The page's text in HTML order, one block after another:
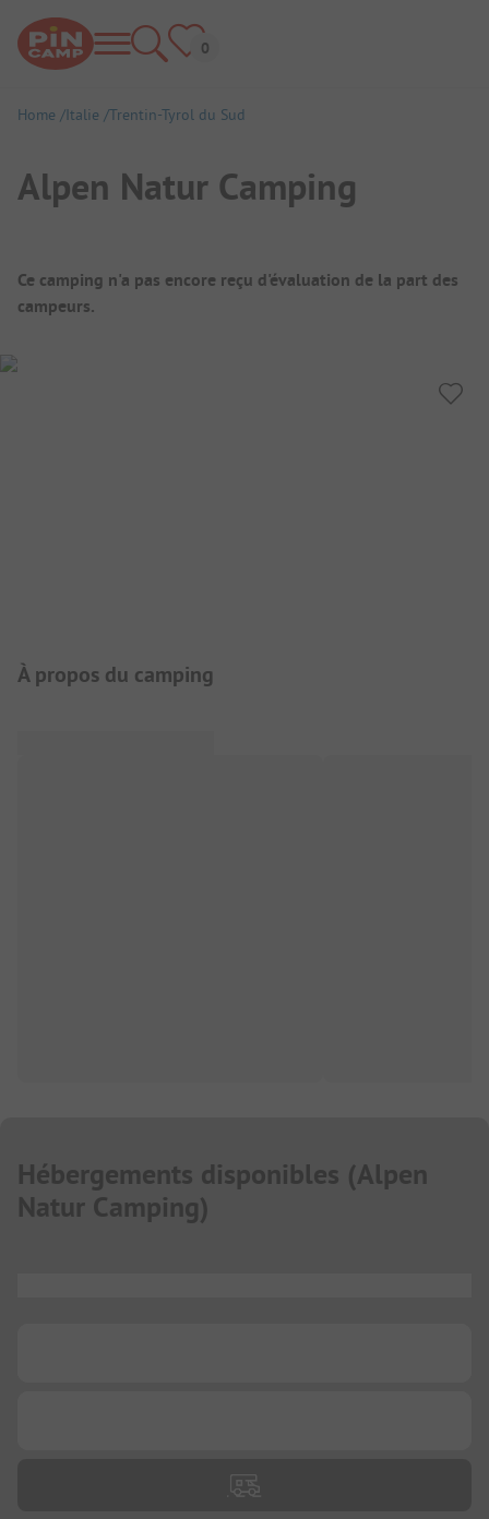
Home Italie Trentin-Tyrol du Sud
Alpen Natur Camping
Aperçu du camping
Ce camping n'a pas encore reçu d'évaluation de la part des
campeurs.
Présentation du camping
À propos du camping
Hébergements disponibles (Alpen
Natur Camping)